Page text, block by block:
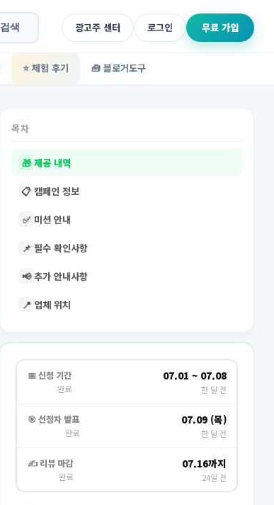
검색 광고주 센터 로그인 무료 가입
⭐ 체험 후기 🧰 블로거도구
목차
🎁 제공 내역
📋 캠페인 정보
✅ 미션 안내
📌 필수 확인사항
📢 추가 안내사항
📍 업체 위치
📅 신청 기간
완료
07.01 ~ 07.08
한 달 전
🎯 선정자 발표
완료
07.09 (목)
한 달 전
✍️ 리뷰 마감
완료
07.16까지
24일 전